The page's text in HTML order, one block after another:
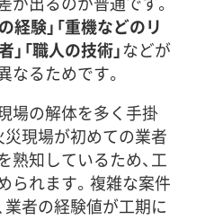
経験」「重機などのリ
」「職人の技術」などが
なるためです。
場の解体を多く手掛
災現場が初めての業者
熟知しているため、工
られます。複雑な案件
業者の経験値が工期に